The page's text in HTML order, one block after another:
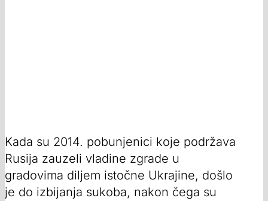
Kada su 2014. pobunjenici koje podržava
Rusija zauzeli vladine zgrade u
gradovima diljem istočne Ukrajine, došlo
je do izbijanja sukoba, nakon čega su